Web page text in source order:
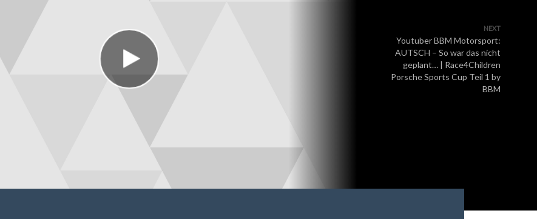
NEXT
Youtuber BBM Motorsport:
AUTSCH – So war das nicht
geplant… | Race4Children
Porsche Sports Cup Teil 1 by
BBM